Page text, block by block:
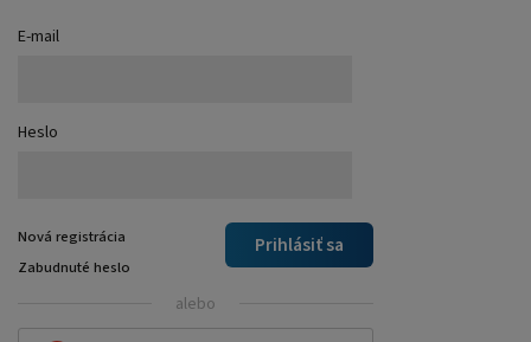
E-mail
Heslo
Prihlásiť sa
Nová registrácia
Zabudnuté heslo
alebo